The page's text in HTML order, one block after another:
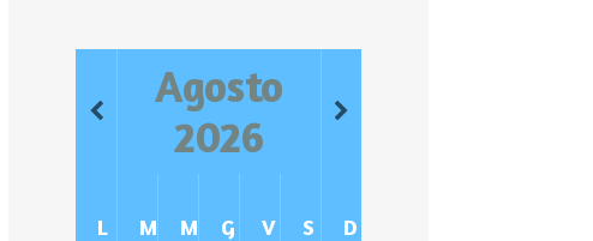
Agosto
2026
L M M G V S D